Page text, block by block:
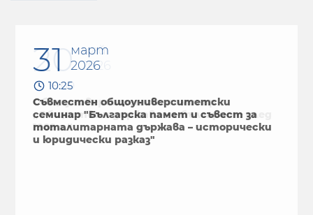
31
март
2026
10:25
Съвместен общоуниверситетски
семинар "Българска памет и съвест за
тоталитарната държава – исторически
и юридически разказ"